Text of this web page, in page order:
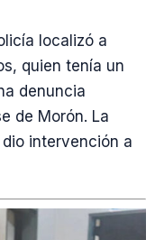
localizó a
quien tenía un
denuncia
de Morón. La
intervención a